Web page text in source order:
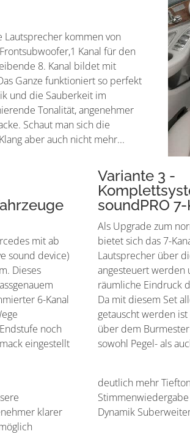
Lautsprecher kommen von
Kanal für den
8. Kanal bildet mit
Ganze funktioniert so perfekt
und die Sauberkeit im
Tonalität, angenehmer
Schaut man sich die
aber auch nicht mehr...
mit ab
sound device)
Dieses
6-Kanal
noch
eingestellt
klarer
Variante 3 -
soundPRO
Als Upgrade zum
bietet sich das 7-
Lautsprecher über
angesteuert werden
räumliche Eindruck
Da mit diesem Set
getauscht werden
über dem
sowohl Pegel- als
deutlich mehr
Dynamik